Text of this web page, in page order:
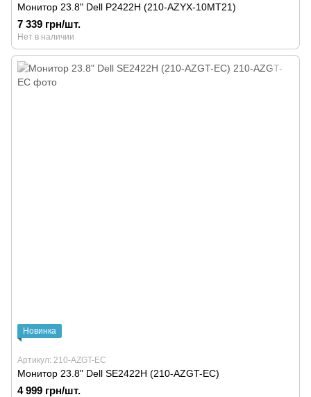
Монитор 23.8" Dell P2422H (210-AZYX-10MT21)
7 339 грн/шт.
Нет в наличии
Новинка
Артикул: 210-AZGT-EC
Монитор 23.8" Dell SE2422H (210-AZGT-EC)
4 999 грн/шт.